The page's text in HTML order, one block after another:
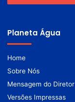
Planeta Água
Home
Sobre Nós
Mensagem do Diretor
Versões Impressas